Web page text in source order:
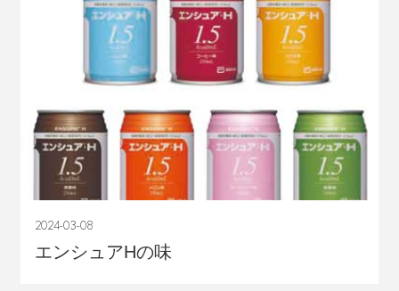
2024-03-08
エンシュアHの味